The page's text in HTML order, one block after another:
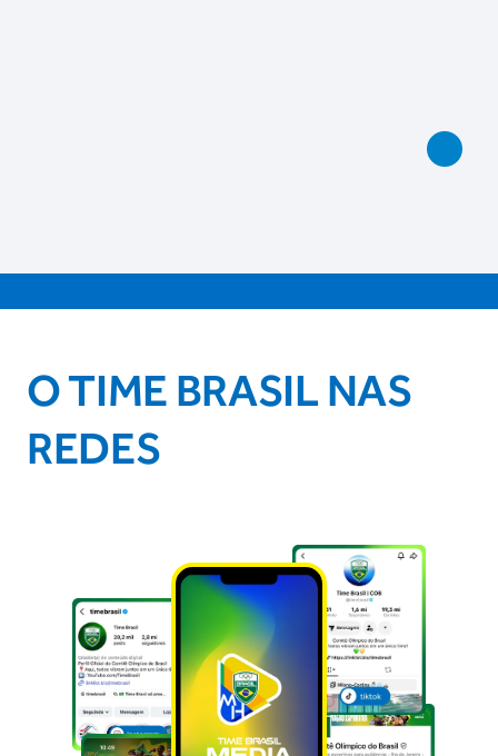
O TIME BRASIL NAS
REDES